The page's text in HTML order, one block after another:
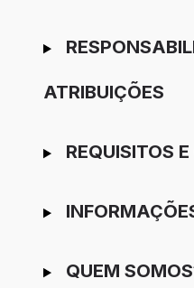
ATRIBUIÇÕES
REQUISITOS
QUEM